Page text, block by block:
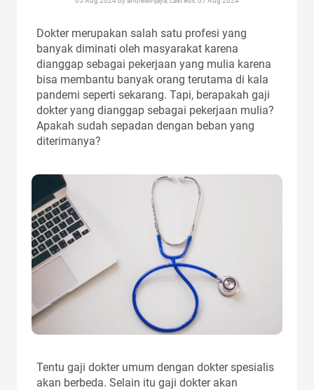
Dokter merupakan salah satu profesi yang
banyak diminati oleh masyarakat karena
dianggap sebagai pekerjaan yang mulia karena
bisa membantu banyak orang terutama di kala
pandemi seperti sekarang. Tapi, berapakah gaji
dokter yang dianggap sebagai pekerjaan mulia?
Apakah sudah sepadan dengan beban yang
diterimanya?
Tentu gaji dokter umum dengan dokter spesialis
akan berbeda. Selain itu gaji dokter akan